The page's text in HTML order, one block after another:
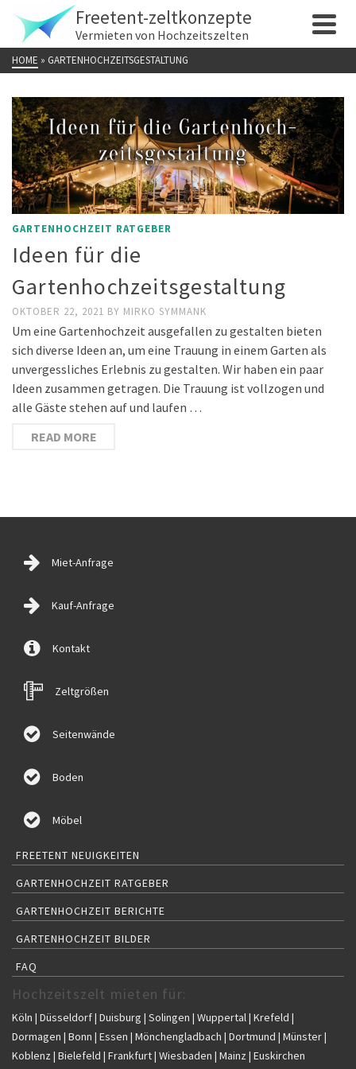
Freetent-zeltkonzepte
Vermieten von Hochzeitszelten
HOME » GARTENHOCHZEITSGESTALTUNG
GARTENHOCHZEIT RATGEBER
Ideen für die
Gartenhochzeitsgestaltung
OKTOBER 22, 2021 BY MIRKO SYMMANK
Um eine Gartenhochzeit ausgefallen zu gestalten bieten
sich diverse Ideen an, um eine Trauung in einem Garten als
unvergessliches Erlebnis zu gestalten. Wir haben ein paar
Ideen zusammen getragen. Die Trauung ist vollzogen und
alle Gäste stehen auf und laufen …
READ MORE
Miet-Anfrage
Kauf-Anfrage
Kontakt
Zeltgrößen
Seitenwände
Boden
Möbel
FREETENT NEUIGKEITEN
GARTENHOCHZEIT RATGEBER
GARTENHOCHZEIT BERICHTE
GARTENHOCHZEIT BILDER
FAQ
Hochzeitszelt mieten für:
Köln | Düsseldorf | Duisburg | Solingen | Wuppertal | Krefeld |
Dormagen | Bonn | Essen | Mönchengladbach | Dortmund | Münster |
Koblenz | Bielefeld | Frankfurt | Wiesbaden | Mainz | Euskirchen